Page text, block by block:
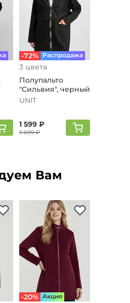
-72% Распродажа
3 цвета
Полупальто
"Сильвия", черный
UNIT
1 599 ₽
5 699 ₽
Вам
-20% Aкция